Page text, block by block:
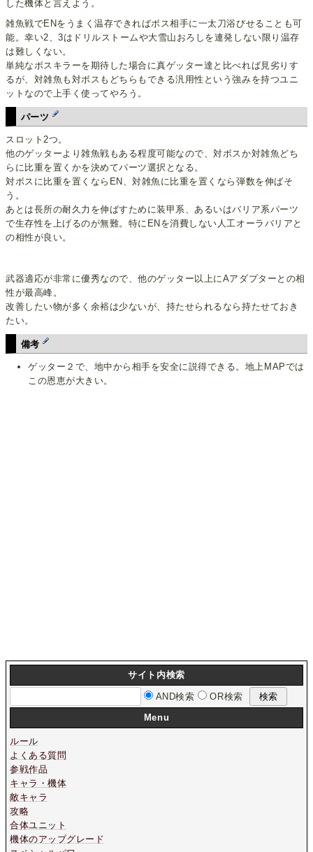
した機体と言えよう。
雑魚戦でENをうまく温存できればボス相手に一太刀浴びせることも可
能。幸い2、3はドリルストームや大雪山おろしを連発しない限り温存
は難しくない。
単純なボスキラーを期待した場合に真ゲッター達と比べれば見劣りす
るが、対雑魚も対ボスもどちらもできる汎用性という強みを持つユニ
ットなので上手く使ってやろう。
パーツ
スロット2つ。
他のゲッターより雑魚戦もある程度可能なので、対ボスか対雑魚どち
らに比重を置くかを決めてパーツ選択となる。
対ボスに比重を置くならEN、対雑魚に比重を置くなら弾数を伸ばそ
う。
あとは長所の耐久力を伸ばすために装甲系、あるいはバリア系パーツ
で生存性を上げるのが無難。特にENを消費しない人工オーラバリアと
の相性が良い。
武器適応が非常に優秀なので、他のゲッター以上にAアダプターとの相
性が最高峰。
改善したい物が多く余裕は少ないが、持たせられるなら持たせておき
たい。
備考
ゲッター２で、地中から相手を安全に説得できる。地上MAPでは
この恩恵が大きい。
サイト内検索
AND検索
OR検索
Menu
ルール
よくある質問
参戦作品
キャラ・機体
敵キャラ
攻略
合体ユニット
機体のアップグレード